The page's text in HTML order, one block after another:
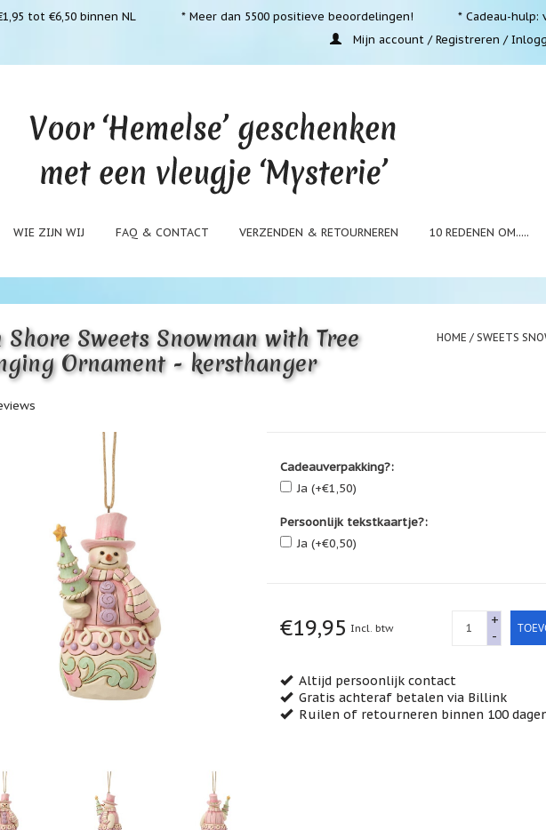
tot €6,50 binnen NL * Meer dan 5500 positieve beoordelingen!
* Cadeau-
Mijn account / Registreren /
WIE ZIJN WIJ FAQ & CONTACT VERZENDEN & RETOURNEREN 10 REDENEN OM.....
Shore Sweets Snowman with Tree
Ornament - kersthanger
HOME / SWEETS
Cadeauverpakking?:
Ja (+€1,50)
Persoonlijk tekstkaartje?:
Ja (+€0,50)
€19,95 Incl. btw
+
-
Altijd persoonlijk contact
Gratis achteraf betalen via Billink
Ruilen of retourneren binnen 100